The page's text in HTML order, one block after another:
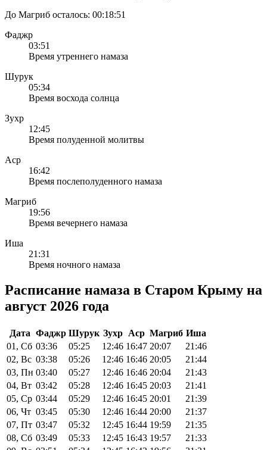
До Магриб осталось: 00:18:51
Фаджр
03:51
Время утреннего намаза
Шурук
05:34
Время восхода солнца
Зухр
12:45
Время полуденной молитвы
Аср
16:42
Время послеполуденного намаза
Магриб
19:56
Время вечернего намаза
Иша
21:31
Время ночного намаза
Расписание намаза в Старом Крыму на
август 2026 года
Дата Фаджр Шурук Зухр Аср Магриб Иша
01, Сб 03:36 05:25 12:46 16:47 20:07
21:46
02, Вс 03:38 05:26 12:46 16:46 20:05
21:44
03, Пн 03:40 05:27 12:46 16:46 20:04
21:43
04, Вт 03:42 05:28 12:46 16:45 20:03
21:41
05, Ср 03:44 05:29 12:46 16:45 20:01
21:39
06, Чт 03:45 05:30 12:46 16:44 20:00
21:37
07, Пт 03:47 05:32 12:45 16:44 19:59
21:35
08, Сб 03:49 05:33 12:45 16:43 19:57
21:33